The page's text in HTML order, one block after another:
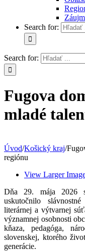
Search for:
Search for:
Fugova
mladé
Úvod/Košický kraj/
regiónu
View Larger
Dňa 29. mája 2026
uskutočnilo
literárnej a výtvarnej
významnej osobnosti
kňaza, pedagóga,
slovenskej, ktorého
generácie.